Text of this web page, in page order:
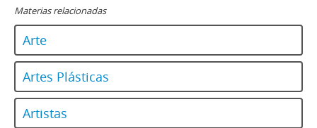
Materias relacionadas
Arte
Artes Plásticas
Artistas